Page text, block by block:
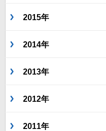
2015年
2014年
2013年
2012年
2011年